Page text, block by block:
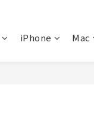
iPhone Mac